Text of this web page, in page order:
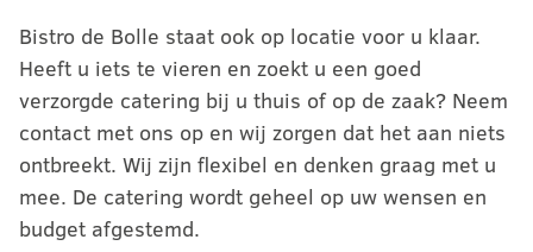
Bistro de Bolle staat ook op locatie voor u klaar.
Heeft u iets te vieren en zoekt u een goed
verzorgde catering bij u thuis of op de zaak? Neem
contact met ons op en wij zorgen dat het aan niets
ontbreekt. Wij zijn flexibel en denken graag met u
mee. De catering wordt geheel op uw wensen en
budget afgestemd.